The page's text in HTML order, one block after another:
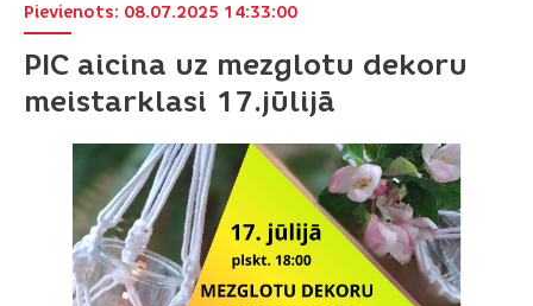
PIC aicina uz mezglotu dekoru
meistarklasi 17.jūlijā
Pievienots: 08.07.2025 14:33:00